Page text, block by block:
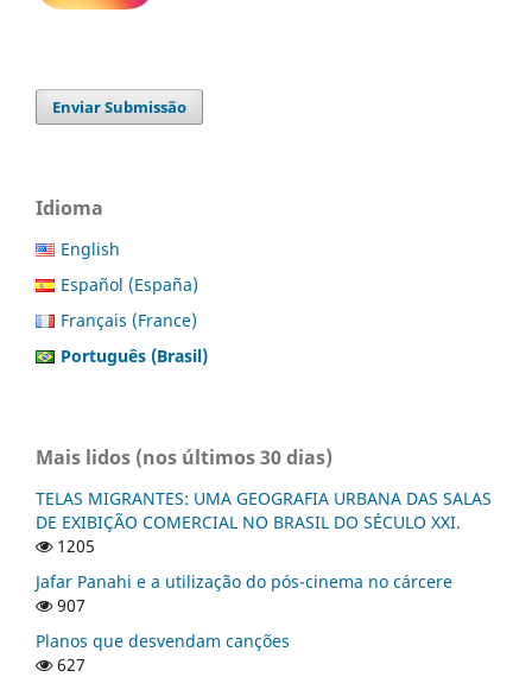
Enviar Submissão
Idioma
English
Español (España)
Français (France)
Português (Brasil)
Mais lidos (nos últimos 30 dias)
TELAS MIGRANTES: UMA GEOGRAFIA URBANA DAS SALAS
DE EXIBIÇÃO COMERCIAL NO BRASIL DO SÉCULO XXI.
1205
Jafar Panahi e a utilização do pós-cinema no cárcere
907
Planos que desvendam canções
627